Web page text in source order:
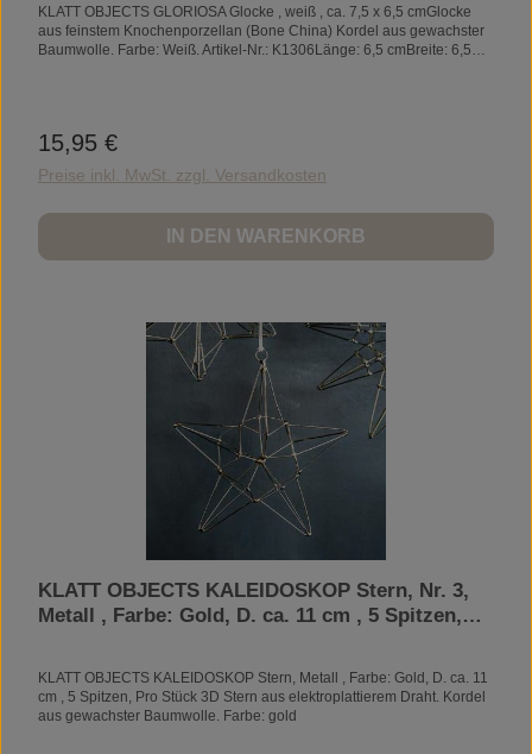
KLATT OBJECTS GLORIOSA Glocke , weiß , ca. 7,5 x 6,5 cmGlocke
aus feinstem Knochenporzellan (Bone China) Kordel aus gewachster
Baumwolle. Farbe: Weiß. Artikel-Nr.: K1306Länge: 6,5 cmBreite: 6,5
Regulärer Preis:
15,95 €
Preise inkl. MwSt. zzgl. Versandkosten
IN DEN WARENKORB
KLATT OBJECTS KALEIDOSKOP Stern, Nr. 3,
Metall , Farbe: Gold, D. ca. 11 cm , 5 Spitzen,
KLATT OBJECTS KALEIDOSKOP Stern, Metall , Farbe: Gold, D. ca. 11
cm , 5 Spitzen, Pro Stück 3D Stern aus elektroplattierem Draht. Kordel
aus gewachster Baumwolle. Farbe: gold